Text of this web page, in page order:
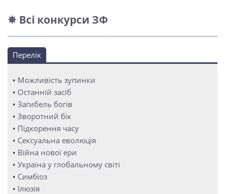
✵ Всі конкурси ЗФ
Перелік
• Можливість зупинки
• Останній засіб
• Загибель богів
• Зворотний бік
• Підкорення часу
• Сексуальна еволюція
• Війна нової ери
• Україна у глобальному світі
• Симбіоз
• Ілюзія